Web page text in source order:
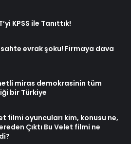
KPSS ile Tanıttık!
sahte evrak şoku! Firmaya dava
miras demokrasinin tüm
bir Türkiye
filmi oyuncuları kim, konusu ne,
Çıktı Bu Velet filmi ne